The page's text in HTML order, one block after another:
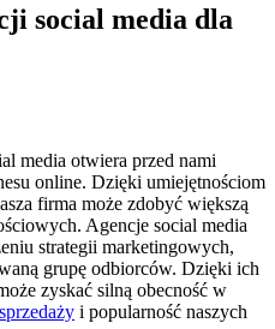
social media dla
media otwiera przed nami
online. Dzięki umiejętnościom
firma może zdobyć większą
Agencje ⁤social media
strategii ⁤marketingowych,
grupę odbiorców. Dzięki ich
zyskać silną‌ obecność​ w
i popularność naszych⁢